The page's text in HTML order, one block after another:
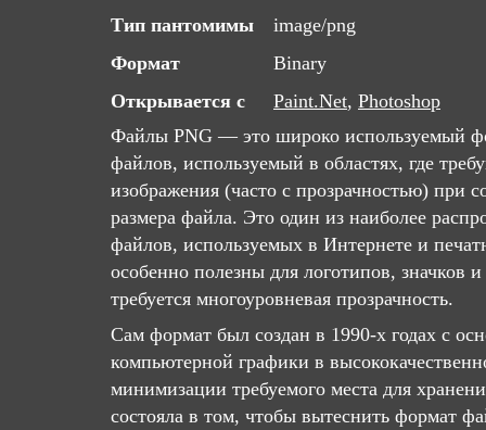
Тип пантомимы
image/png
Формат
Binary
Открывается с
Paint.Net, Photoshop
Файлы PNG — это широко используемый
файлов, используемый в областях, где
изображения (часто с прозрачностью) при
размера файла. Это один из наиболее
файлов, используемых в Интернете и
особенно полезны для логотипов, значков
требуется многоуровневая прозрачность.
Сам формат был создан в 1990-х годах с
компьютерной графики в
минимизации требуемого места для
состояла в том, чтобы вытеснить формат